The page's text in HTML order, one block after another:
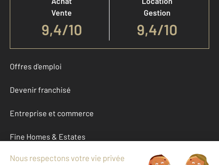
Vente
9,4/10
Gestion
9,4/10
Offres d'emploi
Devenir franchisé
Entreprise et commerce
Fine Homes & Estates
À propos